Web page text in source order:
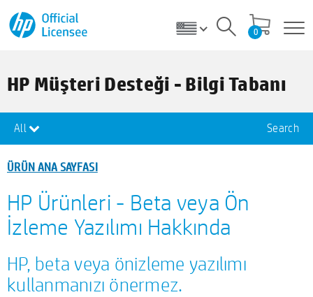
0
HP Müşteri Desteği - Bilgi Tabanı
All Search
ÜRÜN ANA SAYFASI
HP Ürünleri - Beta veya Ön
İzleme Yazılımı Hakkında
HP, beta veya önizleme yazılımı
kullanmanızı önermez.